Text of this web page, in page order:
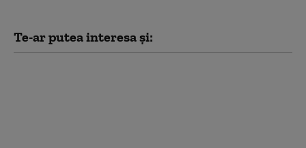
Te-ar putea interesa și: